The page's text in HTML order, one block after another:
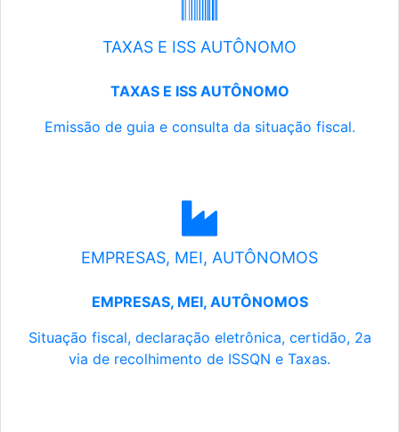
TAXAS E ISS AUTÔNOMO
TAXAS E ISS AUTÔNOMO
Emissão de guia e consulta da situação fiscal.
EMPRESAS, MEI, AUTÔNOMOS
EMPRESAS, MEI, AUTÔNOMOS
Situação fiscal, declaração eletrônica, certidão, 2a
via de recolhimento de ISSQN e Taxas.